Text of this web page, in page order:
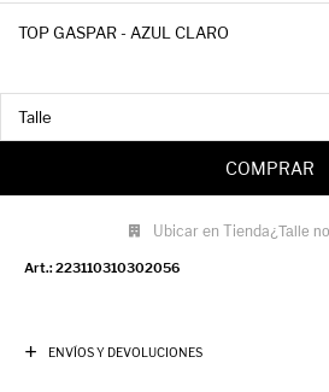
TOP GASPAR - AZUL CLARO
COMPRAR
Ubicar en Tienda¿Talle
223110310302056
ENVÍOS Y DEVOLUCIONES